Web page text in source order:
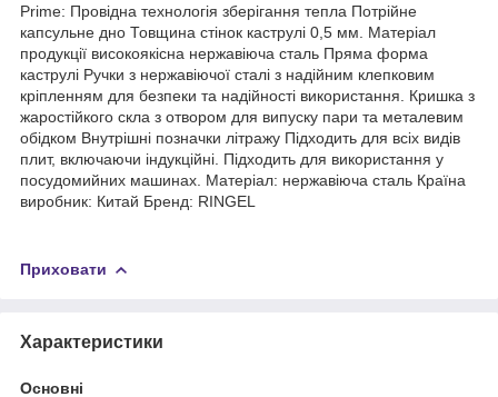
Prime: Провідна технологія зберігання тепла Потрійне
капсульне дно Товщина стінок каструлі 0,5 мм. Матеріал
продукції високоякісна нержавіюча сталь Пряма форма
каструлі Ручки з нержавіючої сталі з надійним клепковим
кріпленням для безпеки та надійності використання. Кришка з
жаростійкого скла з отвором для випуску пари та металевим
обідком Внутрішні позначки літражу Підходить для всіх видів
плит, включаючи індукційні. Підходить для використання у
посудомийних машинах. Матеріал: нержавіюча сталь Країна
виробник: Китай Бренд: RINGEL
Приховати
Характеристики
Основні